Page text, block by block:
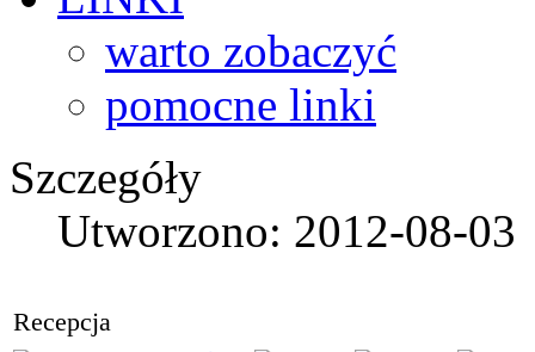
warto zobaczyć
pomocne linki
Szczegóły
Utworzono: 2012-08-03
Recepcja